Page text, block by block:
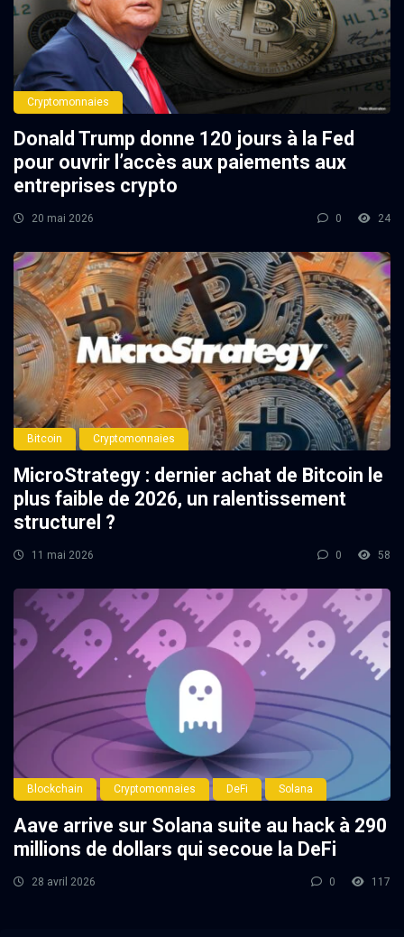
Cryptomonnaies
Donald Trump donne 120 jours à la Fed
pour ouvrir l’accès aux paiements aux
entreprises crypto
20 mai 2026 0 24
Bitcoin Cryptomonnaies
MicroStrategy : dernier achat de Bitcoin le
plus faible de 2026, un ralentissement
structurel ?
11 mai 2026 0 58
Blockchain Cryptomonnaies DeFi Solana
Aave arrive sur Solana suite au hack à 290
millions de dollars qui secoue la DeFi
28 avril 2026 0 117